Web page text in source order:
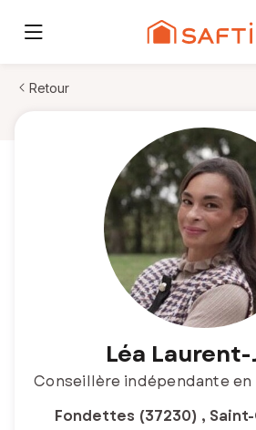
Retour
Léa
Conseillère indépendante
Fondettes (37230) ,